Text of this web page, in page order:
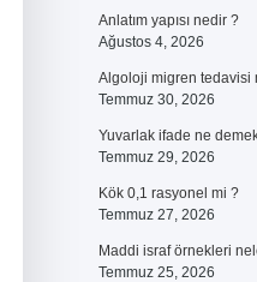
Anlatım yapısı nedir ?
Ağustos 4, 2026
Algoloji migren tedavisi
Temmuz 30, 2026
Yuvarlak ifade ne
Temmuz 29, 2026
Kök 0,1 rasyonel mi ?
Temmuz 27, 2026
Maddi israf örnekleri
Temmuz 25, 2026